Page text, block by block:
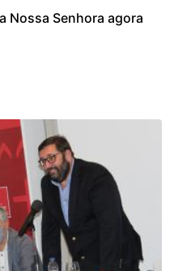
Nossa Senhora agora